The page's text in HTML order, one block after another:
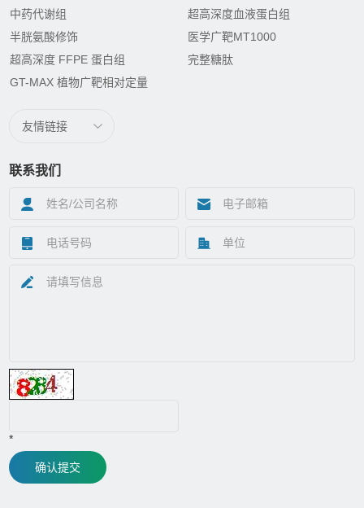
中药代谢组
超高深度血液蛋白组
半胱氨酸修饰
医学广靶MT1000
超高深度 FFPE 蛋白组
完整糖肽
GT-MAX 植物广靶相对定量
友情链接
联系我们
*
确认提交